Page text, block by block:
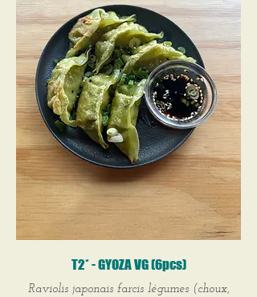
T2* - GYOZA VG (6pcs)
Raviolis japonais farcis légumes (choux,